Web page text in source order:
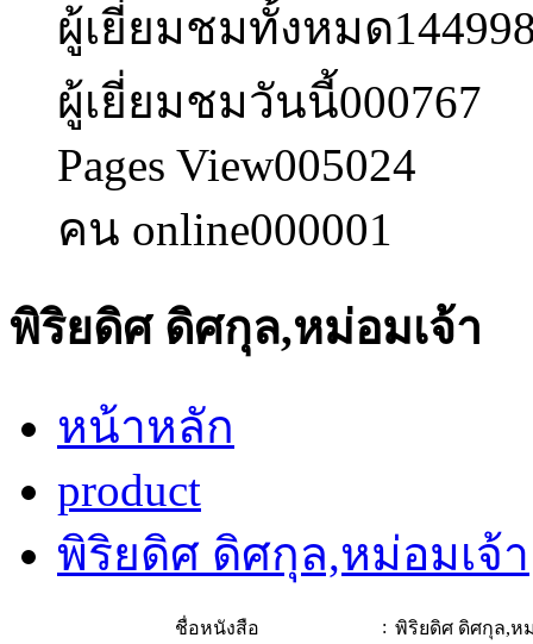
ผู้เยี่ยมชมทั้งหมด
ผู้เยี่ยมชมวันนี้000767
Pages View005024
คน online000001
พิริยดิศ ดิศกุล,หม่อมเจ้า
หน้าหลัก
product
พิริยดิศ ดิศกุล,หม่อมเจ้า
ชื่อหนังสือ : พิริยดิศ ดิศกุล,ห